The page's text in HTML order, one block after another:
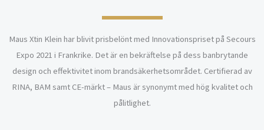
Maus Xtin Klein har blivit prisbelönt med Innovationspriset på Secours
Expo 2021 i Frankrike. Det är en bekräftelse på dess banbrytande
design och effektivitet inom brandsäkerhetsområdet. Certifierad av
RINA, BAM samt CE-märkt – Maus är synonymt med hög kvalitet och
pålitlighet.